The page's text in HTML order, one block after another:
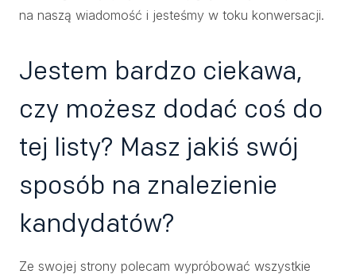
na naszą wiadomość i jesteśmy w toku konwersacji.
Jestem bardzo ciekawa,
czy możesz dodać coś do
tej listy? Masz jakiś swój
sposób na znalezienie
kandydatów?
Ze swojej strony polecam wypróbować wszystkie